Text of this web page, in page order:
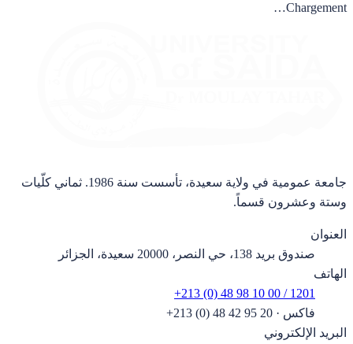
Chargement…
جامعة عمومية في ولاية سعيدة، تأسست سنة 1986. ثماني كلّيات
وستة وعشرون قسماً.
العنوان
صندوق بريد 138، حي النصر، 20000 سعيدة، الجزائر
الهاتف
+213 (0) 48 98 10 00 / 1201
فاكس ·
+213 (0) 48 42 95 20
البريد الإلكتروني